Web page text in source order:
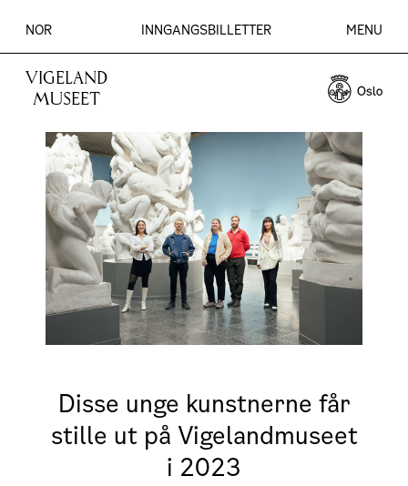
VIGELAND
MUSEET
INNGANGSBILLETTER
NOR MENU
Disse unge kunstnerne får
stille ut på Vigelandmuseet
i 2023